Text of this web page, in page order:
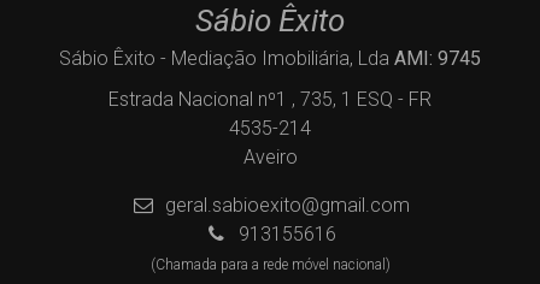
Sábio Êxito
Sábio Êxito - Mediação Imobiliária, Lda AMI: 9745
Estrada Nacional nº1 , 735, 1 ESQ - FR
4535-214
Aveiro
geral.sabioexito@gmail.com
913155616
(Chamada para a rede móvel nacional)